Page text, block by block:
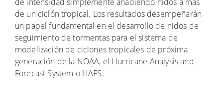
de un ciclón tropical. Los resultados desempeñarán
un papel fundamental en el desarrollo de nidos de
seguimiento de tormentas para el sistema de
modelización de ciclones tropicales de próxima
generación de la NOAA, el Hurricane Analysis and
Forecast System o HAFS.